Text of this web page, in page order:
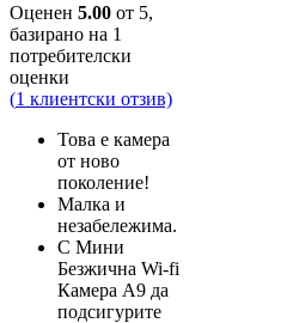
Оценен 5.00 от 5,
базирано на 1
потребителски
оценки
(1 клиентски отзив)
Това е камера
от ново
поколение!
Малка и
незабележима.
С Мини
Безжична Wi-fi
Камера А9 да
подсигурите